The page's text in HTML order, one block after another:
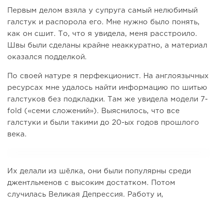
Первым делом взяла у супруга самый нелюбимый
галстук и распорола его. Мне нужно было понять,
как он сшит. То, что я увидела, меня расстроило.
Швы были сделаны крайне неаккуратно, а материал
оказался подделкой.
По своей натуре я перфекционист. На англоязычных
ресурсах мне удалось найти информацию по шитью
галстуков без подкладки. Там же увидела модели 7-
fold («семи сложений»). Выяснилось, что все
галстуки и были такими до 20-ых годов прошлого
века.
Их делали из шёлка, они были популярны среди
джентльменов с высоким достатком. Потом
случилась Великая Депрессия. Работу и,